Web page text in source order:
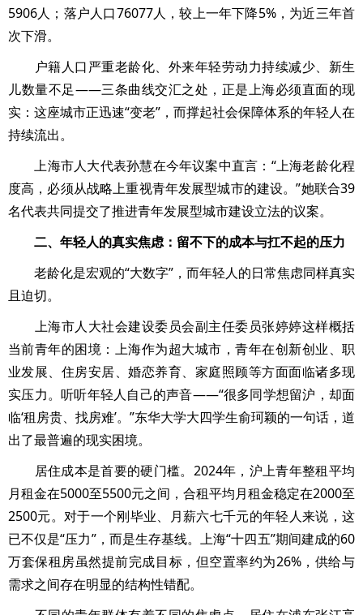
5906人；落户人口76077人，较上一年下降5%，为近三年首
次下滑。
户籍人口严重老龄化、外来年轻劳动力持续减少、新生
儿数量不足——三条曲线交汇之处，正是上海必须直面的现
实：这座城市正迅速“变老”，而撑起社会保障体系的年轻人在
持续流出。
上海市人大代表孙慧在今年议案中直言：“上海老龄化程
度高，必须从战略上重视青年发展型城市的建设。”她联合39
名代表共同提交了推进青年发展型城市建设立法的议案。
二、年轻人的真实焦虑：留不下的成本与扛不起的压力
老龄化是宏观的“大数字”，而年轻人的日常焦虑同样真实
且迫切。
上海市人大社会建设委员会副主任委员张婷婷这样概括
当前青年的困境：上海作为超大城市，青年在创新创业、职
业发展、住房安居、婚恋养育、家庭照顾等方面面临诸多现
实压力。听听年轻人自己的声音——“很多同学想留沪，却面
临‘租房贵、找房难’。”东华大学大四学生俞珂颖的一句话，道
出了最普遍的现实困境。
居住成本是首要的硬门槛。2024年，沪上青年整租平均
月租金在5000至5500元之间，合租平均月租金稳定在2000至
2500元。对于一个刚毕业、月薪六七千元的年轻人来说，这
已不仅是“压力”，而是生存基线。上海“十四五”期间建成的60
万套保租房虽然提前完成目标，但空置率约为26%，供给与
需求之间存在明显的结构性错配。